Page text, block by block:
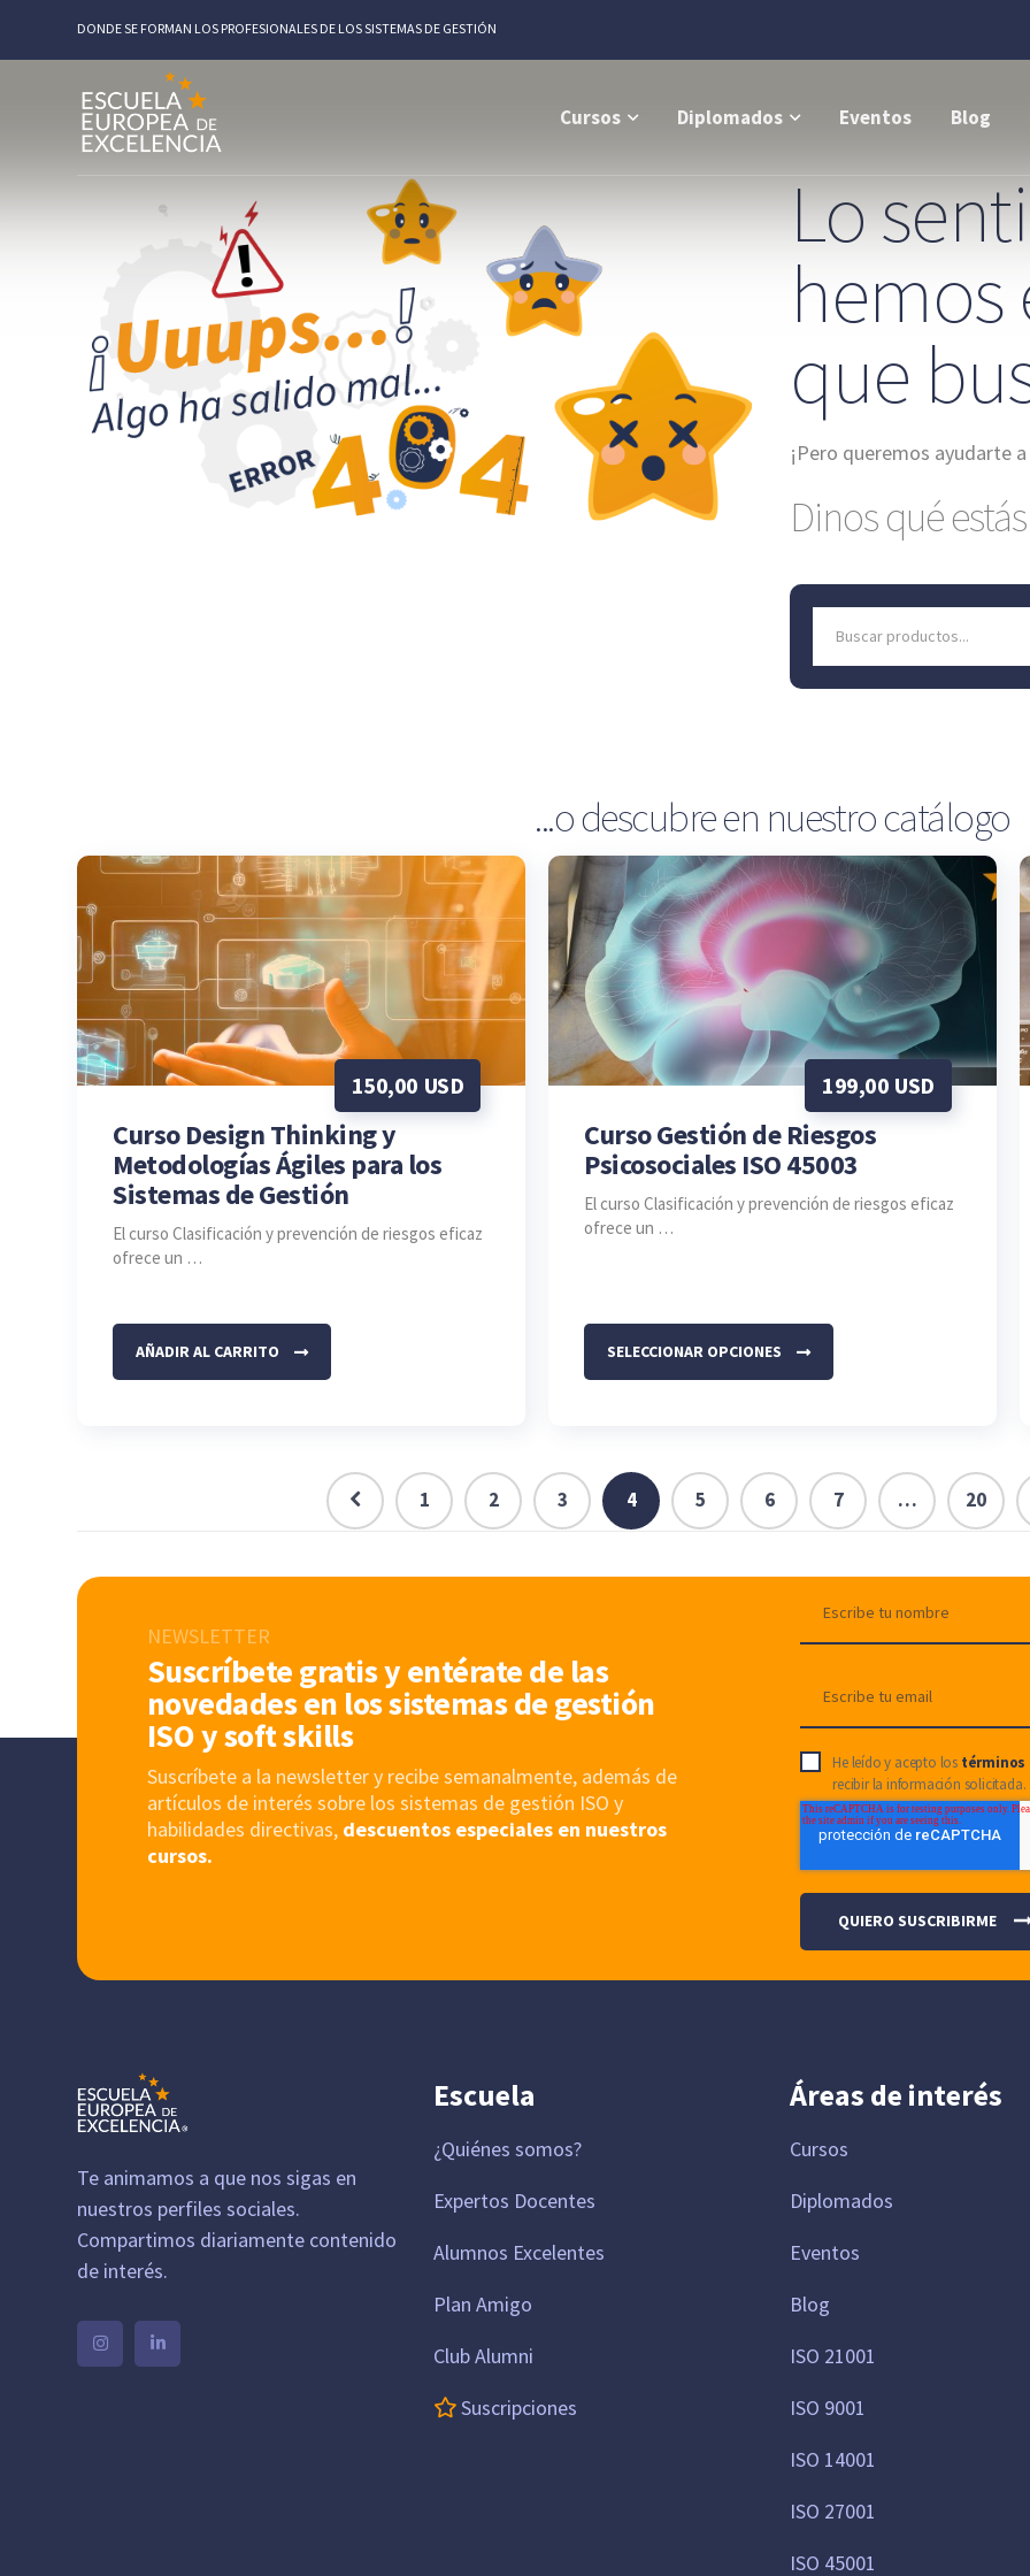
DONDE SE FORMAN LOS PROFESIONALES DE LOS SISTEMAS DE GESTIÓN
Cursos Diplomados Eventos Blog
Lo
que
¡Pero queremos ayudarte
Dinos qué
...o descubre en nuestro catálogo
Curso Design Thinking y
Metodologías Ágiles para los
Sistemas de Gestión
150,00 USD
El curso Clasificación y prevención de riesgos eficaz
ofrece un …
AÑADIR AL CARRITO
Curso Gestión de Riesgos
Psicosociales ISO 45003
199,00 USD
El curso Clasificación y prevención de riesgos eficaz
ofrece un …
SELECCIONAR OPCIONES
producto
tiene
opciones
se
página
de
1 2 3 4 5 6 7 … 20
NEWSLETTER
Suscríbete gratis y entérate de las
novedades en los sistemas de gestión
ISO y soft skills
Suscríbete a la newsletter y recibe semanalmente, además de
artículos de interés sobre los sistemas de gestión ISO y
habilidades directivas, descuentos especiales en nuestros
cursos.
He leído y acepto los términos
recibir la información solicitada.
Te animamos a que nos sigas en
nuestros perfiles sociales.
Compartimos diariamente contenido
de interés.
Escuela
¿Quiénes somos?
Expertos Docentes
Alumnos Excelentes
Plan Amigo
Club Alumni
Suscripciones
Áreas de interés
Cursos
Diplomados
Eventos
Blog
ISO 21001
ISO 9001
ISO 14001
ISO 27001
ISO 45001